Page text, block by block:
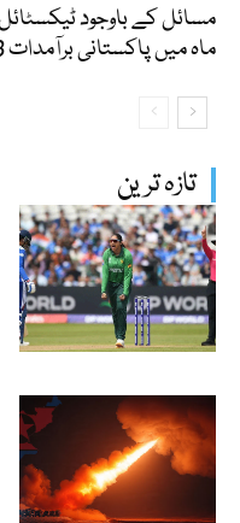
تازہ ترین
مسائل کے باوجود
ماہ میں پاکستانی برآمدات 1.83ارب ڈالر سے تجاوز